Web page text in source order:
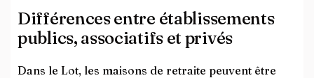
Différences entre établissements
publics, associatifs et privés
Dans le Lot, les maisons de retraite peuvent être